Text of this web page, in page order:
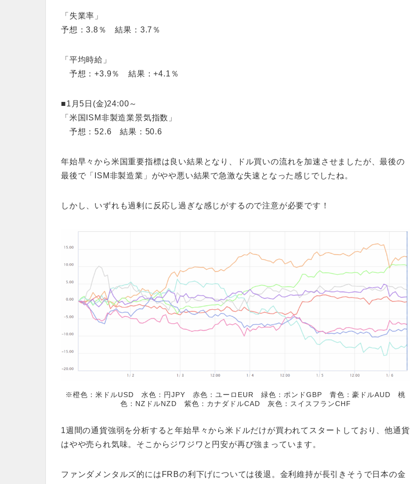
「失業率」
予想：3.8％ 結果：3.7％
「平均時給」
予想：+3.9％ 結果：+4.1％
■1月5日(金)24:00～
「米国ISM非製造業景気指数」
予想：52.6 結果：50.6
年始早々から米国重要指標は良い結果となり、ドル買いの流れを加速させましたが、最後の
最後で「ISM非製造業」がやや悪い結果で急激な失速となった感じでしたね。
しかし、いずれも過剰に反応し過ぎな感じがするので注意が必要です！
※橙色：米ドルUSD 水色：円JPY 赤色：ユーロEUR 緑色：ポンドGBP 青色：豪ドルAUD 桃
色：NZドルNZD 紫色：カナダドルCAD 灰色：スイスフランCHF
1週間の通貨強弱を分析すると年始早々から米ドルだけが買われてスタートしており、他通貨
はやや売られ気味。そこからジワジワと円安が再び強まっています。
ファンダメンタルズ的にはFRBの利下げについては後退。金利維持が長引きそうで日本の金